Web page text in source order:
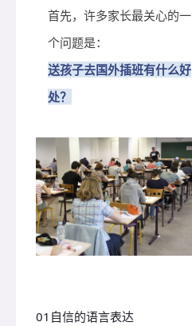
首先，许多家长最关心的一
个问题是：
送孩子去国外插班有什么好
处？
01 自信的语言表达